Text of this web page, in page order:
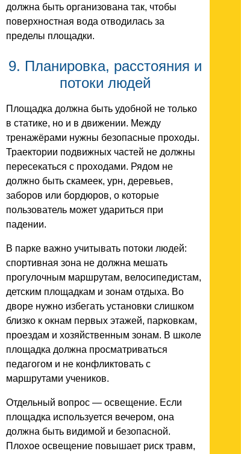
должна быть организована так, чтобы
поверхностная вода отводилась за
пределы площадки.
9. Планировка, расстояния и
потоки людей
Площадка должна быть удобной не только
в статике, но и в движении. Между
тренажёрами нужны безопасные проходы.
Траектории подвижных частей не должны
пересекаться с проходами. Рядом не
должно быть скамеек, урн, деревьев,
заборов или бордюров, о которые
пользователь может удариться при
падении.
В парке важно учитывать потоки людей:
спортивная зона не должна мешать
прогулочным маршрутам, велосипедистам,
детским площадкам и зонам отдыха. Во
дворе нужно избегать установки слишком
близко к окнам первых этажей, парковкам,
проездам и хозяйственным зонам. В школе
площадка должна просматриваться
педагогом и не конфликтовать с
маршрутами учеников.
Отдельный вопрос — освещение. Если
площадка используется вечером, она
должна быть видимой и безопасной.
Плохое освещение повышает риск травм,